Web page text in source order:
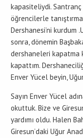
kapasiteliydi. Santranç
öğrencilerle
Dershanesi’ni kurdum
sonra, dönemin
dershaneleri kapatma
kapattım.
Enver Yücel beyin,
Sayın Enver Yücel
okuttuk. Bize ve
yardımı oldu. Halen
Giresun’daki Uğur